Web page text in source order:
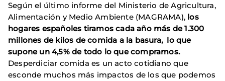
Según el último informe del Ministerio de Agricultura,
Alimentación y Medio Ambiente (MAGRAMA), los
hogares españoles tiramos cada año más de 1.300
millones de kilos de comida a la basura, lo que
supone un 4,5% de todo lo que compramos.
Desperdiciar comida es un acto cotidiano que
esconde muchos más impactos de los que podemos